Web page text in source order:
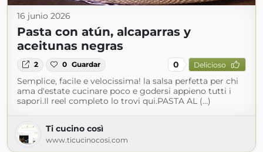
16 junio 2026
Pasta con atún, alcaparras y
aceitunas negras
2 0 Guardar 0 Delicioso
Semplice, facile e velocissima! la salsa perfetta per chi
ama d'estate cucinare poco e godersi appieno tutti i
sapori.Il reel completo lo trovi qui.PASTA AL (...)
Ti cucino così
www.ticucinocosi.com